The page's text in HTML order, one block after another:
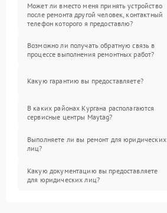
Может ли вместо меня принять устройство
после ремонта другой человек, контактный
телефон которого я предоставлю?
Возможно ли получать обратную связь в
процессе выполнения ремонтных работ?
Какую гарантию вы предоставляете?
В каких районах Кургана располагаются
сервисные центры Maytag?
Выполняете ли вы ремонт для юридических
лиц?
Какую документацию вы предоставляете
для юридических лиц?